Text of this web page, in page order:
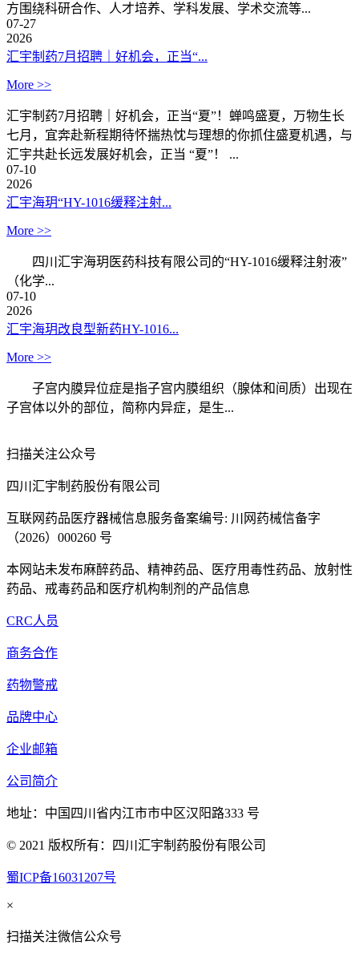
方围绕科研合作、人才培养、学科发展、学术交流等...
07-27
2026
汇宇制药7月招聘｜好机会，正当“...
More >>
汇宇制药7月招聘｜好机会，正当“夏”！蝉鸣盛夏，万物生长
七月，宜奔赴新程期待怀揣热忱与理想的你抓住盛夏机遇，与
汇宇共赴长远发展好机会，正当 “夏”！ ...
07-10
2026
汇宇海玥“HY-1016缓释注射...
More >>
四川汇宇海玥医药科技有限公司的“HY-1016缓释注射液”
（化学...
07-10
2026
汇宇海玥改良型新药HY-1016...
More >>
子宫内膜异位症是指子宫内膜组织（腺体和间质）出现在
子宫体以外的部位，简称内异症，是生...
扫描关注公众号
四川汇宇制药股份有限公司
互联网药品医疗器械信息服务备案编号: 川网药械信备字
（2026）000260 号
本网站未发布麻醉药品、精神药品、医疗用毒性药品、放射性
药品、戒毒药品和医疗机构制剂的产品信息
CRC人员
商务合作
药物警戒
品牌中心
企业邮箱
公司简介
地址：中国四川省内江市市中区汉阳路333 号
© 2021 版权所有：四川汇宇制药股份有限公司
蜀ICP备16031207号
×
扫描关注微信公众号